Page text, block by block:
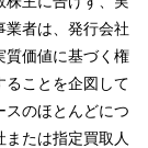
者は、発行会社
質価値に基づく権
ることを企図して
のほとんどにつ
たは指定買取人